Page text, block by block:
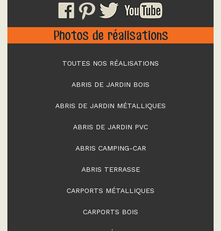
Photos de réalisations
TOUTES NOS RÉALISATIONS
ABRIS DE JARDIN BOIS
ABRIS DE JARDIN MÉTALLIQUES
ABRIS DE JARDIN PVC
ABRIS CAMPING-CAR
ABRIS TERRASSE
CARPORTS MÉTALLIQUES
CARPORTS BOIS